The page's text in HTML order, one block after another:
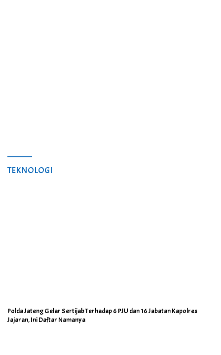
TEKNOLOGI
Polda Jateng Gelar Sertijab Terhadap 6 PJU dan 16 Jabatan Kapolres
Jajaran, Ini Daftar Namanya